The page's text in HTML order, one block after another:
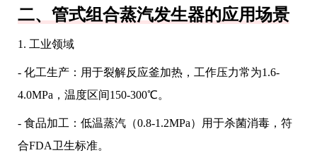
二、管式组合蒸汽发生器的应用场景
1. 工业领域
- 化工生产：用于裂解反应釜加热，工作压力常为1.6-
4.0MPa，温度区间150-300℃。
- 食品加工：低温蒸汽（0.8-1.2MPa）用于杀菌消毒，符
合FDA卫生标准。